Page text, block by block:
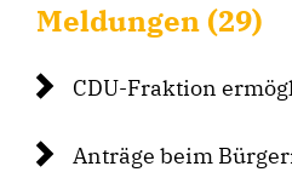
Meldungen (29)
CDU-Fraktion
Anträge beim